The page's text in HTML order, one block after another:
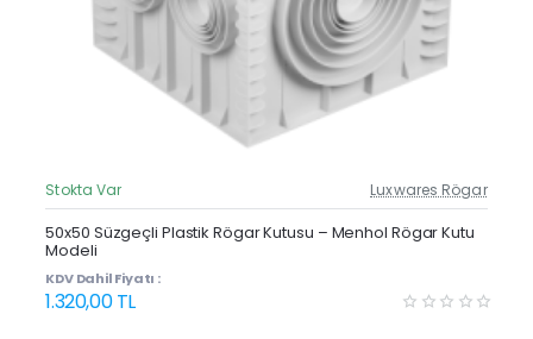
Güncel Fiyat
Yeni Ürün
Stokta Var Luxwares Rögar
50x50 Süzgeçli Plastik Rögar Kutusu – Menhol Rögar Kutu
Modeli
KDV Dahil Fiyatı :
1.320,00 TL